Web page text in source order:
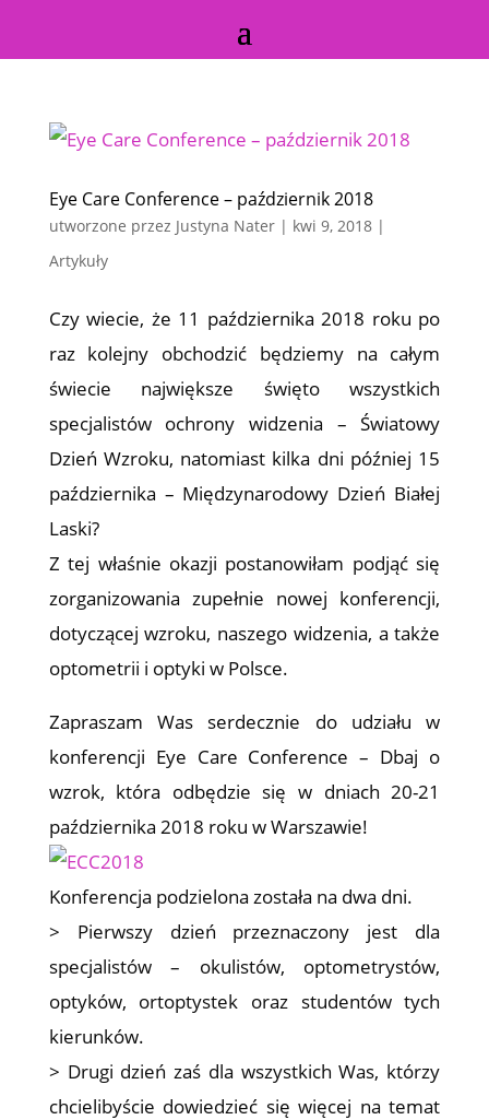
Eye Care Conference – październik 2018
utworzone przez Justyna Nater| kwi 9, 2018|
Artykuły
Czy wiecie, że 11 października 2018 roku po
raz kolejny obchodzić będziemy na całym
świecie największe święto wszystkich
specjalistów ochrony widzenia – Światowy
Dzień Wzroku, natomiast kilka dni później 15
października – Międzynarodowy Dzień Białej
Laski?
Z tej właśnie okazji postanowiłam podjąć się
zorganizowania zupełnie nowej konferencji,
dotyczącej wzroku, naszego widzenia, a także
optometrii i optyki w Polsce.
Zapraszam Was serdecznie do udziału w
konferencji Eye Care Conference – Dbaj o
wzrok, która odbędzie się w dniach 20-21
października 2018 roku w Warszawie!
Konferencja podzielona została na dwa dni.
> Pierwszy dzień przeznaczony jest dla
specjalistów – okulistów, optometrystów,
optyków, ortoptystek oraz studentów tych
kierunków.
> Drugi dzień zaś dla wszystkich Was, którzy
chcielibyście dowiedzieć się więcej na temat